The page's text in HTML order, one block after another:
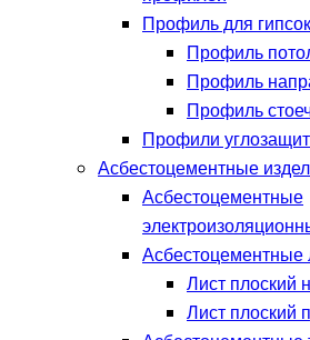
Профиль для
Профиль
Профиль
Профиль
Профили
Асбестоцементные
Асбестоцементные
Асбестоцементные
Лист плоский
Лист плоский